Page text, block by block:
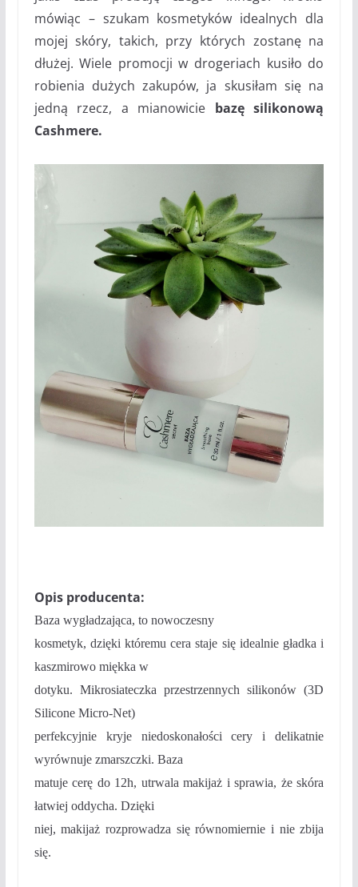
mówiąc – szukam kosmetyków idealnych dla
mojej skóry, takich, przy których zostanę na
dłużej. Wiele promocji w drogeriach kusiło do
robienia dużych zakupów, ja skusiłam się na
jedną rzecz, a mianowicie bazę silikonową
Cashmere.
Opis producenta:
Baza wygładzająca, to nowoczesny
kosmetyk, dzięki któremu cera staje się idealnie gładka i
kaszmirowo miękka w
dotyku. Mikrosiateczka przestrzennych silikonów (3D
Silicone Micro-Net)
perfekcyjnie kryje niedoskonałości cery i delikatnie
wyrównuje zmarszczki. Baza
matuje cerę do 12h, utrwala makijaż i sprawia, że skóra
łatwiej oddycha. Dzięki
niej, makijaż rozprowadza się równomiernie i nie zbija
się.